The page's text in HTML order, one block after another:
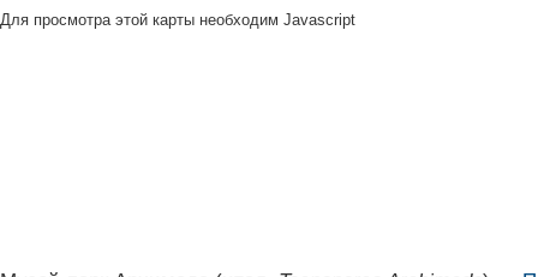
Для просмотра этой карты необходим Javascript